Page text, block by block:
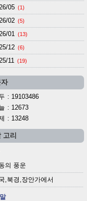
05 (1)
02 (5)
01 (13)
12 (6)
11 (19)
: 19103486
: 12673
: 13248
고리
의 풍운
,북경,장안가에서